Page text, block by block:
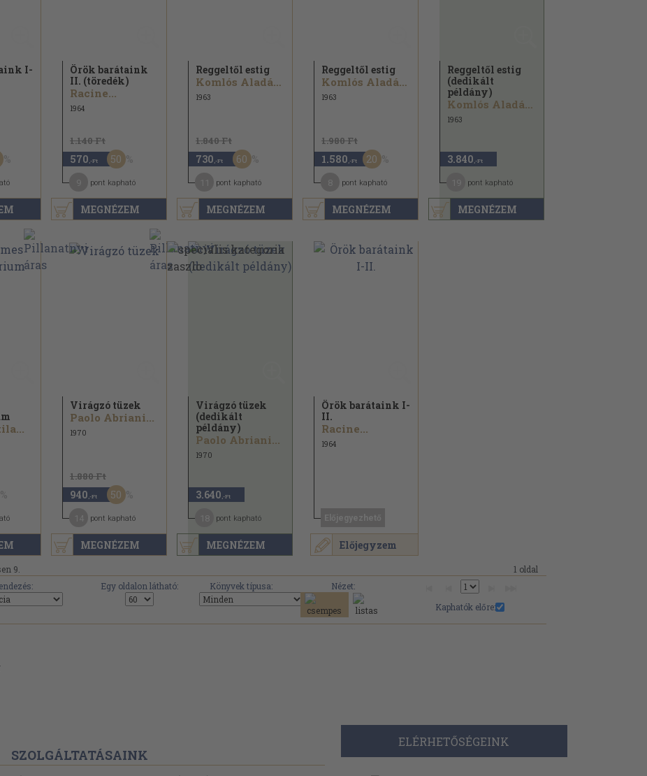
I-
MEGNÉZEM
Örök barátaink
II. (töredék)
Racine...
1964
1.140 Ft
570 ,-Ft 50
pont kapható
MEGNÉZEM
Reggeltől estig
Komlós Aladár...
1963
1.840 Ft
730 ,-Ft 60
pont kapható
MEGNÉZEM
Reggeltől estig
Komlós Aladár...
1963
1.980 Ft
1.580 ,-Ft 20
pont kapható
MEGNÉZEM
Reggeltől estig
(dedikált
példány)
Komlós Aladár...
1963
3.840 ,-Ft
pont kapható
MEGNÉZEM
Virágzó tüzek
Paolo Abriani...
1970
1.880 Ft
940 ,-Ft 50
pont kapható
MEGNÉZEM
Virágzó tüzek
(dedikált
példány)
Paolo Abriani...
1970
3.640 ,-Ft
pont kapható
Előjegyzem
Örök barátaink I-
II.
Racine...
1964
9.
1 oldal
Egy oldalon látható: Könyvek típusa:
Nézet:
Kaphatók előre:
SZOLGÁLTATÁSAINK
ELÉRHETŐSÉGEINK